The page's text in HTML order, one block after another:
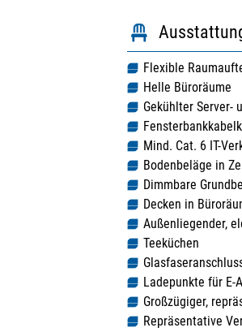
Flexible
Helle Büroräume
Gekühlter Server-
Mind. Cat. 6 IT-
Bodenbeläge in
Dimmbare
Decken in
Außenliegender,
Teeküchen
Ladepunkte für E-
Großzügiger,
Repräsentative